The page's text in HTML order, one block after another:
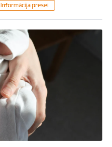
Informācija presei